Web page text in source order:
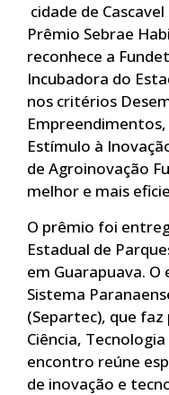
cidade de
Prêmio Sebrae
reconhece a
Incubadora do
nos critérios
Estímulo à
de Agroinovação
melhor e mais
O prêmio foi
Estadual de
em Guarapuava.
Sistema
(Separtec), que
Ciência,
encontro reúne
de inovação e